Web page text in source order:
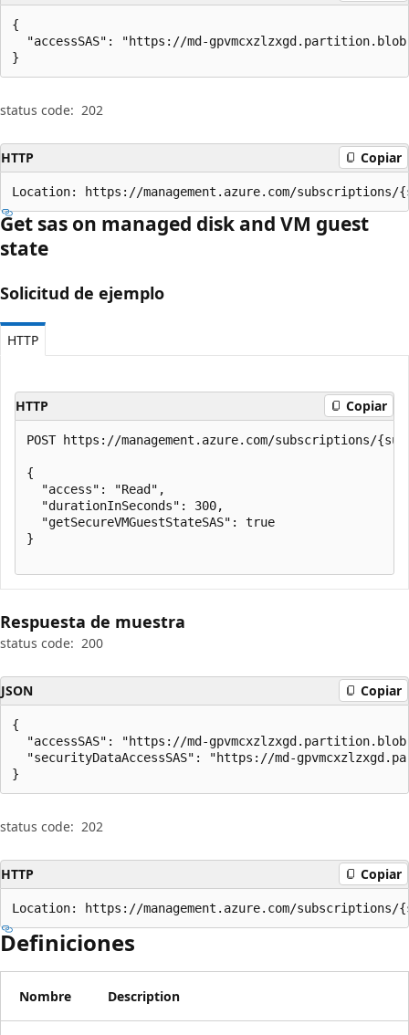
{
"accessSAS": "https://md-
}
status code: 202
HTTP Copiar
Location: https://management.azure.com/
Get sas on managed disk and VM guest
state
Solicitud de ejemplo
HTTP
HTTP Copiar
POST https://management.azure.com/subscriptions/
{
  "access": "Read",
  "durationInSeconds": 300,
  "getSecureVMGuestStateSAS": true
}
Respuesta de muestra
status code: 200
JSON Copiar
{
"accessSAS": "https://md-
"securityDataAccessSAS": "https://md-
}
status code: 202
HTTP Copiar
Location: https://management.azure.com/
Definiciones
Nombre Description